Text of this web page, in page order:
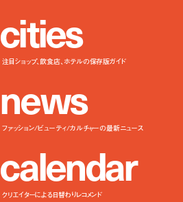
cities
注目ショップ、飲食店、ホテルの保存版ガイド
news
ファッション/ビューティ/カルチャーの最新ニュース
calendar
クリエイターによる日替わりレコメンド